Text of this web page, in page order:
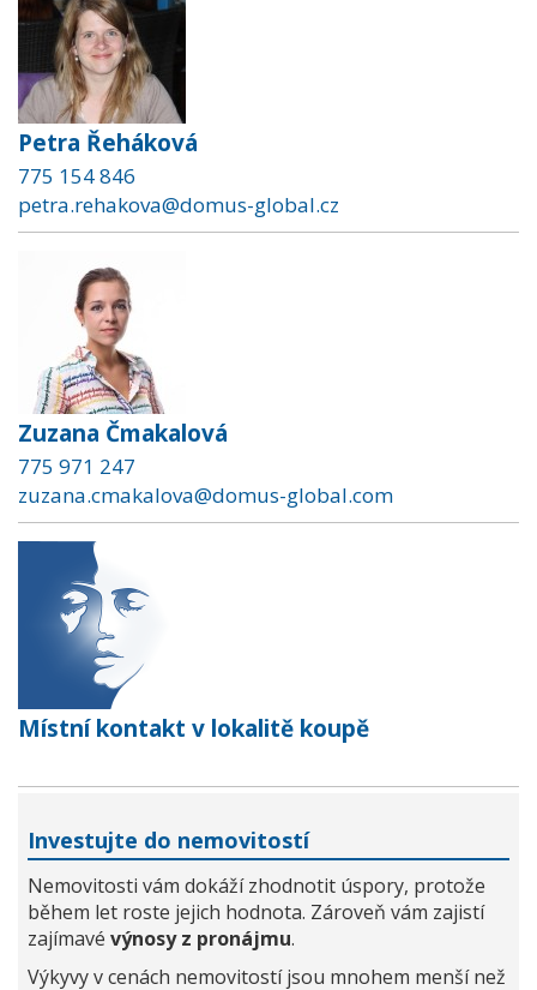
Petra Řeháková
775 154 846
petra.rehakova@domus-global.cz
Zuzana Čmakalová
775 971 247
zuzana.cmakalova@domus-global.com
Místní kontakt v lokalitě koupě
Investujte do nemovitostí
Nemovitosti vám dokáží zhodnotit úspory, protože
během let roste jejich hodnota. Zároveň vám zajistí
zajímavé výnosy z pronájmu.
Výkyvy v cenách nemovitostí jsou mnohem menší než